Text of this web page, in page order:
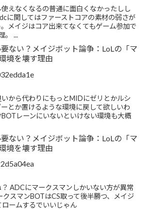
えなくなるの普通に面白くなかったしし
に関してはファーストコアの素材の弱さが
メイジはコア出来てなくてもゲーム参加で
。 ...
ない？メイジボット論争：LoLの「マ
境を壊す理由
から代わりにもっとMIDにゼリとかルシ
とか置けるような環境に戻して欲しいわ
レーンにいないといけない環境も大概
ない？メイジボット論争：LoLの「マ
境を壊す理由
ADCにマークスマンしかいない方が異常
クスマンBOTはCS取って後半勝つ、メイジ
ームするでいいじゃん